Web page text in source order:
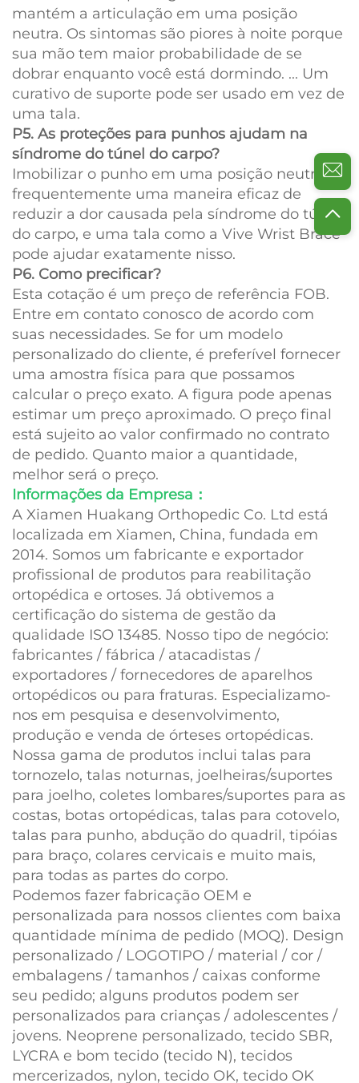
mantém a articulação em uma posição
neutra. Os sintomas são piores à noite porque
sua mão tem maior probabilidade de se
dobrar enquanto você está dormindo. ... Um
curativo de suporte pode ser usado em vez de
uma tala.
P5. As proteções para punhos ajudam na
síndrome do túnel do carpo?
Imobilizar o punho em uma posição neutra é
frequentemente uma maneira eficaz de
reduzir a dor causada pela síndrome do túnel
do carpo, e uma tala como a Vive Wrist Brace
pode ajudar exatamente nisso.
P6. Como precificar?
Esta cotação é um preço de referência FOB.
Entre em contato conosco de acordo com
suas necessidades. Se for um modelo
personalizado do cliente, é preferível fornecer
uma amostra física para que possamos
calcular o preço exato. A figura pode apenas
estimar um preço aproximado. O preço final
está sujeito ao valor confirmado no contrato
de pedido. Quanto maior a quantidade,
melhor será o preço.
Informações da Empresa：
A Xiamen Huakang Orthopedic Co. Ltd está
localizada em Xiamen, China, fundada em
2014. Somos um fabricante e exportador
profissional de produtos para reabilitação
ortopédica e ortoses. Já obtivemos a
certificação do sistema de gestão da
qualidade ISO 13485. Nosso tipo de negócio:
fabricantes / fábrica / atacadistas /
exportadores / fornecedores de aparelhos
ortopédicos ou para fraturas. Especializamo-
nos em pesquisa e desenvolvimento,
produção e venda de órteses ortopédicas.
Nossa gama de produtos inclui talas para
tornozelo, talas noturnas, joelheiras/suportes
para joelho, coletes lombares/suportes para as
costas, botas ortopédicas, talas para cotovelo,
talas para punho, abdução do quadril, tipóias
para braço, colares cervicais e muito mais,
para todas as partes do corpo.
Podemos fazer fabricação OEM e
personalizada para nossos clientes com baixa
quantidade mínima de pedido (MOQ). Design
personalizado / LOGOTIPO / material / cor /
embalagens / tamanhos / caixas conforme
seu pedido; alguns produtos podem ser
personalizados para crianças / adolescentes /
jovens. Neoprene personalizado, tecido SBR,
LYCRA e bom tecido (tecido N), tecidos
mercerizados, nylon, tecido OK, tecido OK